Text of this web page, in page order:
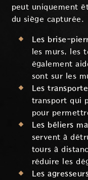
peut uniquement
du siège capturée.
Les brise-
les murs, les
également
sont sur les
Les
transport qui
pour
Les béliers
servent à
tours à
réduire les
Les